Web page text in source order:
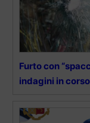
Furto con
indagini in corso